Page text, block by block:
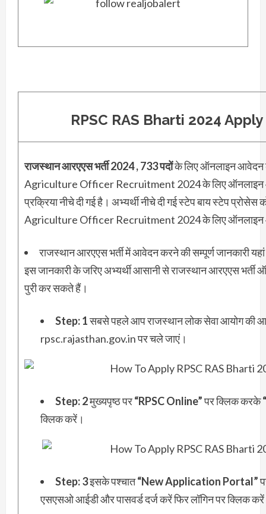
RPSC RAS Bharti 2024
राजस्थान आरएएस भर्ती 2024 , 733 पदोंके लिए ऑनलाइन
Agriculture Officer Recruitment 2024 के लिए ऑनलाइन
प्रक्रिया नीचे दी गई है। अभ्यर्थी नीचे दी गई स्टेप बाय स्टेप प्रोसेस
Agriculture Officer Recruitment 2024 के लिए
राजस्थान आरएएस भर्ती में आवेदन करने की सम्पूर्ण जानकारी
इस जानकारी के जरिए अभ्यर्थी आसानी से राजस्थान आरएएस भर्ती
पुरी कर सकते हैं।
Step: 1सबसे पहले आप राजस्थान लोक सेवा आयोग की
rpsc.rajasthan.gov.in पर चले जाएं।
Step: 2मुख्यपृष्ठ पर“RPSC Online”पर क्लिक करके
क्लिक करें।
Step: 3इसके पश्चात“New Application Portal”
एसएसओ आईडी और पासवर्ड दर्ज करें फिर लॉगिन पर क्लिक